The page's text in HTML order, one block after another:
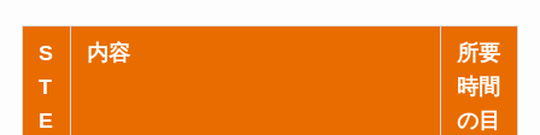
S
T
E
内容
所要
時間
の目